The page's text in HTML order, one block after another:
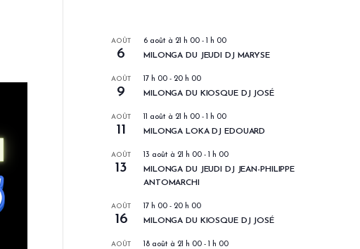
AOÛT
6
6 août à 21 h 00 - 1 h 00
MILONGA DU JEUDI DJ MARYSE
AOÛT
9
17 h 00 - 20 h 00
MILONGA DU KIOSQUE DJ JOSÉ
AOÛT
11
11 août à 21 h 00 - 1 h 00
MILONGA LOKA DJ EDOUARD
AOÛT
13
13 août à 21 h 00 - 1 h 00
MILONGA DU JEUDI DJ JEAN-PHILIPPE
ANTOMARCHI
AOÛT
16
17 h 00 - 20 h 00
MILONGA DU KIOSQUE DJ JOSÉ
AOÛT 18 août à 21 h 00 - 1 h 00